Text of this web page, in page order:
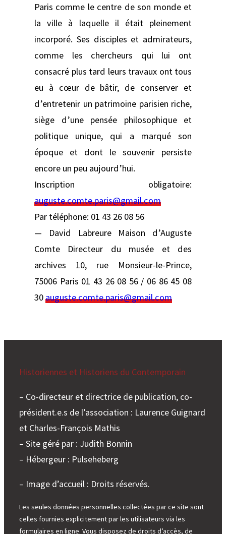
Paris comme le centre de son monde et
la ville à laquelle il était pleinement
incorporé. Ses disciples et admirateurs,
comme les chercheurs qui lui ont
consacré plus tard leurs travaux ont tous
eu à cœur de bâtir, de conserver et
d’entretenir un patrimoine parisien riche,
siège d’une pensée philosophique et
politique unique, qui a marqué son
époque et dont le souvenir persiste
encore un peu aujourd’hui.
Inscription obligatoire:
auguste.comte.paris@gmail.com
Par téléphone: 01 43 26 08 56
— David Labreure Maison d’Auguste
Comte Directeur du musée et des
archives 10, rue Monsieur-le-Prince,
75006 Paris 01 43 26 08 56 / 06 86 45 08
30auguste.comte.paris@gmail.com
Historiennes et Historiens du Contemporain
– Co-directeur et directrice de publication, co-
président.e.s de l’association : Laurence Guignard
et Charles-François Mathis
– Site géré par : Judith Bonnin
– Hébergeur : Pulseheberg
– Image d’accueil : Droits réservés.
Les seules données personnelles collectées par ce site sont
celles fournies explicitement par les utilisateurs via les
formulaires en ligne. Vous disposez de droits d’accès, de